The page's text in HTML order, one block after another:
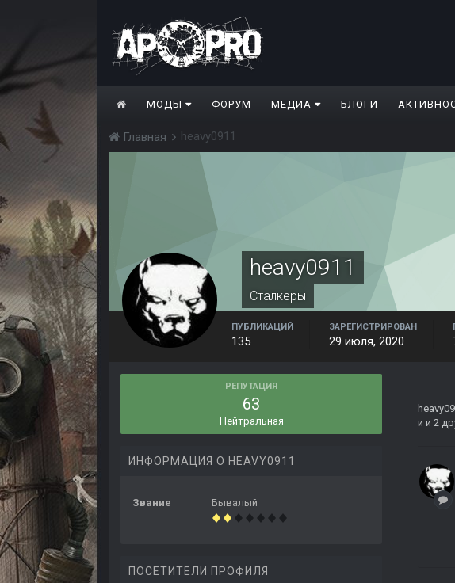
МОДЫ ФОРУМ МЕДИА БЛОГИ
Главная heavy0911
heavy0911
Сталкеры
ПУБЛИКАЦИЙ
135
ЗАРЕГИСТРИРОВАН
29 июля, 2020
РЕПУТАЦИЯ
63
Нейтральная
ИНФОРМАЦИЯ О HEAVY0911
Звание Бывалый
ПОСЕТИТЕЛИ ПРОФИЛЯ
и и 2